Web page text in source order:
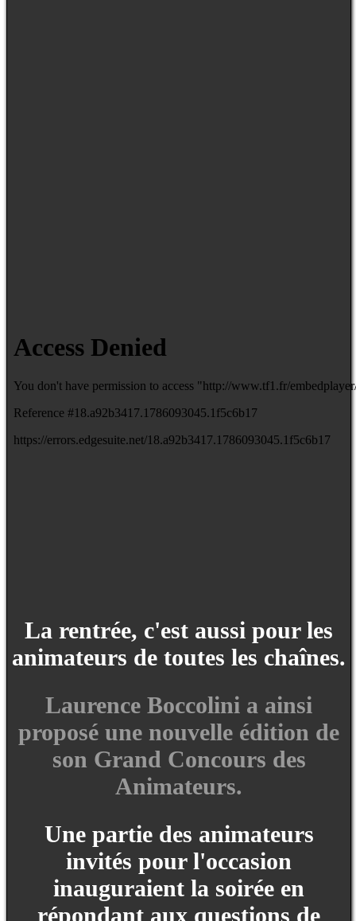
La rentrée, c'est aussi pour les
animateurs de toutes les chaînes.
Laurence Boccolini a ainsi
proposé une nouvelle édition de
son Grand Concours des
Animateurs.
Une partie des animateurs
invités pour l'occasion
inauguraient la soirée en
répondant aux questions de